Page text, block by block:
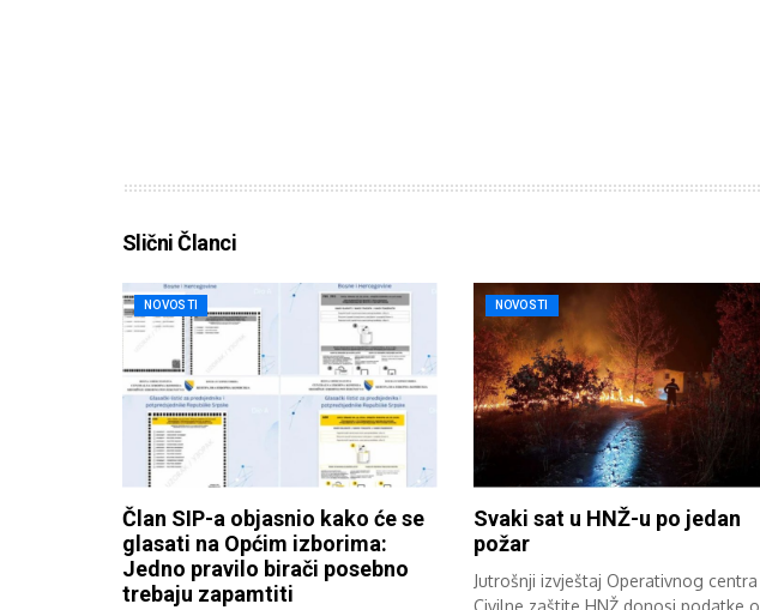
Slični Članci
NOVOSTI
Član SIP-a objasnio kako će se
glasati na Općim izborima:
Jedno pravilo birači posebno
trebaju zapamtiti
NOVOSTI
Svaki sat u HNŽ-u po jedan
požar
Jutrošnji izvještaj Operativnog centra
Civilne zaštite HNŽ donosi podatke o